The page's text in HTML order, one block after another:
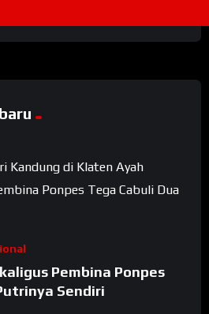
Pembina Ponpes
Sendiri